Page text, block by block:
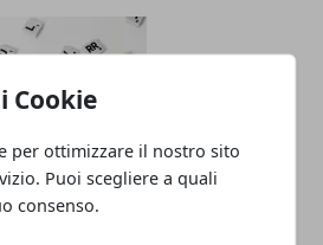
Cookie
per ottimizzare il nostro sito
Puoi scegliere a quali
consenso.